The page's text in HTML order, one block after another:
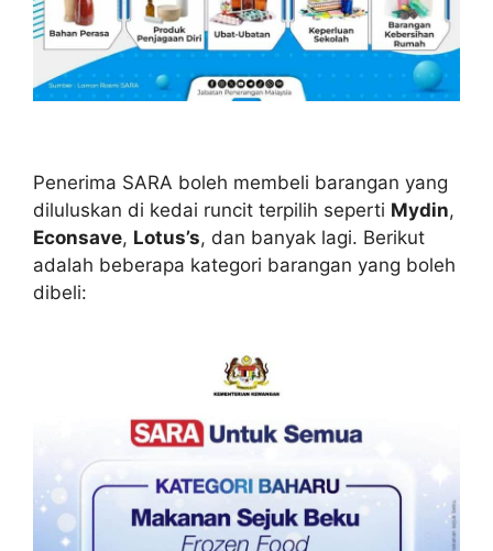
Penerima SARA boleh membeli barangan yang
diluluskan di kedai runcit terpilih seperti Mydin,
Econsave, Lotus’s, dan banyak lagi. Berikut
adalah beberapa kategori barangan yang boleh
dibeli: